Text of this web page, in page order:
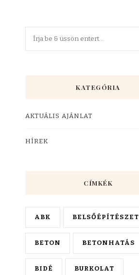
Keres
KATEGÓRIA
AKTUÁLIS AJÁNLAT
HÍREK
CÍMKÉK
ABK BELSŐÉPÍTÉSZET
BETON BETONHATÁS
BIDÉ BURKOLAT